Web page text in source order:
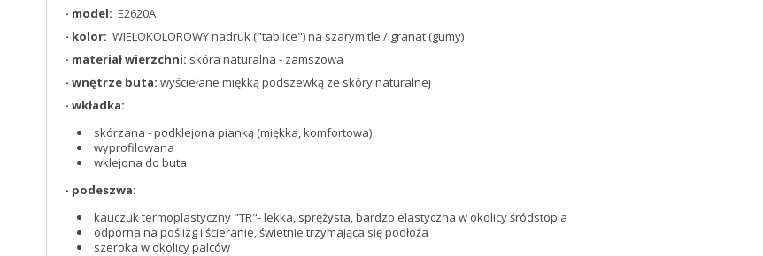
- model: E2620A
- kolor: WIELOKOLOROWY nadruk ("tablice") na szarym tle / granat (gumy)
- materiał wierzchni: skóra naturalna - zamszowa
- wnętrze buta: wyściełane miękką podszewką ze skóry naturalnej
- wkładka:
skórzana - podklejona pianką (miękka, komfortowa)
wyprofilowana
wklejona do buta
- podeszwa:
kauczuk termoplastyczny "TR"- lekka, sprężysta, bardzo elastyczna w okolicy śródstopia
odporna na poślizg i ścieranie, świetnie trzymająca się podłoża
szeroka w okolicy palców